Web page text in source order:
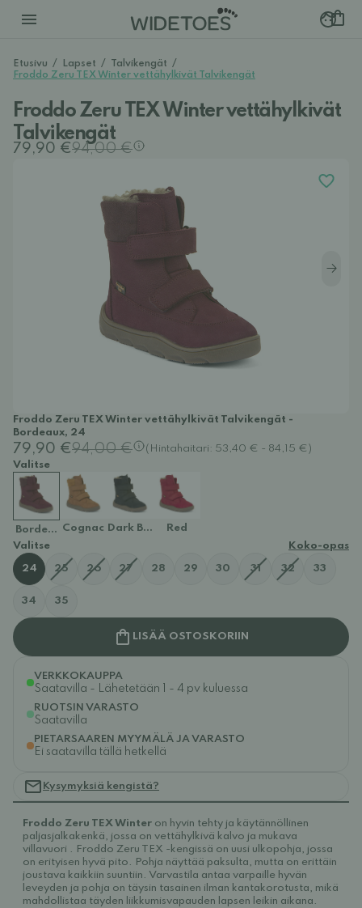
Etusivu / Lapset / Talvikengät /
Froddo Zeru TEX Winter vettähylkivät Talvikengät
Froddo Zeru TEX Winter vettähylkivät
Talvikengät
79,90 €94,00 €
Froddo Zeru TEX Winter vettähylkivät Talvikengät -
Bordeaux, 24
79,90 €94,00 €
(Hintahaitari: 53,40 € - 84,15 €)
Valitse
BordeauxCognac Dark Blue
Red
Valitse
Koko-opas
24 25 26 27 28 29 30 31 32 33
34 35
LISÄÄ OSTOSKORIIN
VERKKOKAUPPA
Saatavilla - Lähetetään 1 - 4 pv kuluessa
RUOTSIN VARASTO
Saatavilla
PIETARSAAREN MYYMÄLÄ JA VARASTO
Ei saatavilla tällä hetkellä
Kysymyksiä kengistä?
Froddo Zeru TEX Winter on hyvin tehty ja käytännöllinen
paljasjalkakenkä, jossa on vettähylkivä kalvo ja mukava
villavuori . Froddo Zeru TEX -kengissä on uusi ulkopohja, jossa
on erityisen hyvä pito. Pohja näyttää paksulta, mutta on erittäin
joustava kaikkiin suuntiin. Varvastila antaa varpaille hyvän
leveyden ja pohja on täysin tasainen ilman kantakorotusta, mikä
mahdollistaa täyden liikkumisvapauden lapsen leikin aikana.